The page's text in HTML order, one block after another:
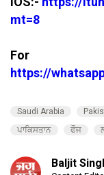
mt=8
For
https://
Saudi Arabia
ਪਾਕਿਸਤਾਨ
ਫੌਜ
Baljit